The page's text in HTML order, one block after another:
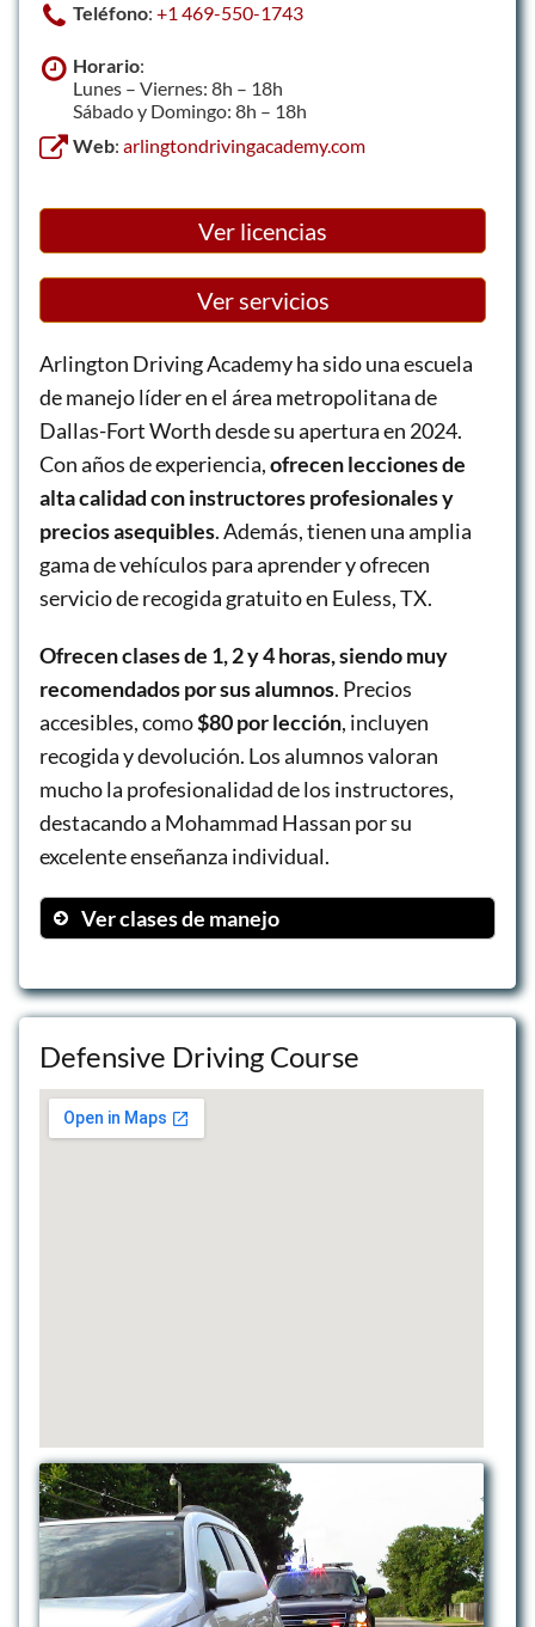
Teléfono: +1 469-550-1743
Horario:
Lunes – Viernes: 8h – 18h
Sábado y Domingo: 8h – 18h
Web: arlingtondrivingacademy.com
Ver licencias
Ver servicios
Arlington Driving Academy ha sido una escuela
de manejo líder en el área metropolitana de
Dallas-Fort Worth desde su apertura en 2024.
Con años de experiencia,ofrecen lecciones de
alta calidad con instructores profesionales y
precios asequibles. Además, tienen una amplia
gama de vehículos para aprender y ofrecen
servicio de recogida gratuito en Euless, TX.
Ofrecen clases de 1, 2 y 4 horas, siendo muy
recomendados por sus alumnos. Precios
accesibles, como$80 por lección, incluyen
recogida y devolución. Los alumnos valoran
mucho la profesionalidad de los instructores,
destacando a Mohammad Hassan por su
excelente enseñanza individual.
Ver clases de manejo
Clase de 2 Horas
Defensive Driving Course